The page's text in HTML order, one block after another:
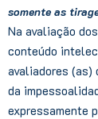
somente as
Na avaliação
conteúdo
avaliadores (as)
da
expressamente